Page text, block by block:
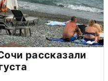
рассказали